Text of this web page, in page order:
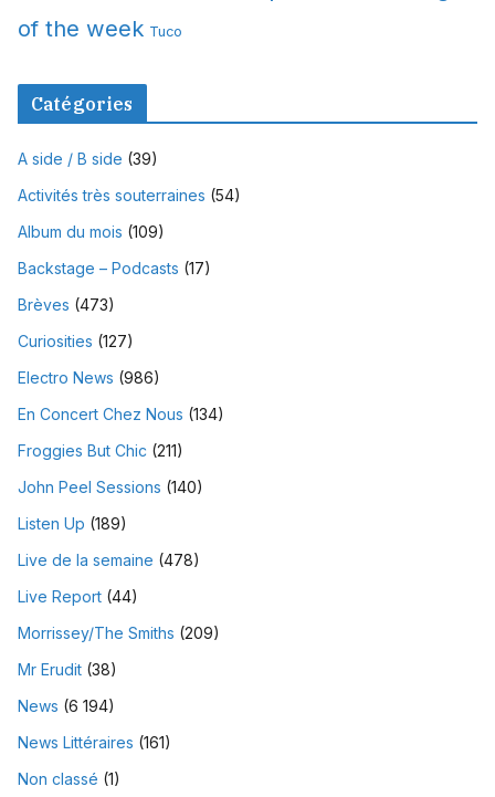
of the week Tuco
Catégories
A side / B side (39)
Activités très souterraines (54)
Album du mois (109)
Backstage – Podcasts (17)
Brèves (473)
Curiosities (127)
Electro News (986)
En Concert Chez Nous (134)
Froggies But Chic (211)
John Peel Sessions (140)
Listen Up (189)
Live de la semaine (478)
Live Report (44)
Morrissey/The Smiths (209)
Mr Erudit (38)
News (6 194)
News Littéraires (161)
Non classé (1)